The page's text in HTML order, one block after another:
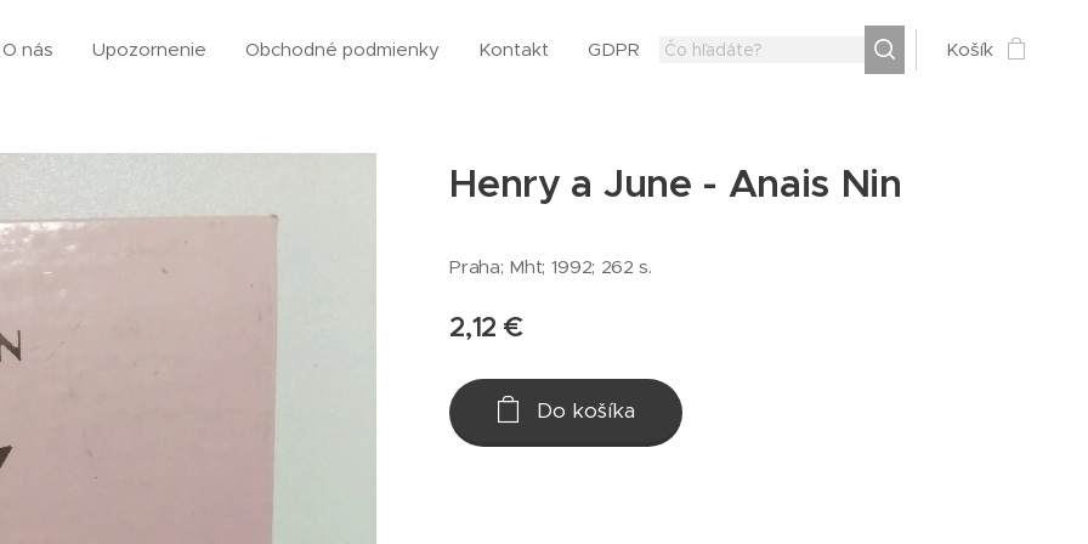
O nás Upozornenie Obchodné podmienky Kontakt GDPR Košík
Henry a June - Anais Nin
Praha; Mht; 1992; 262 s.
2,12 €
Do košíka